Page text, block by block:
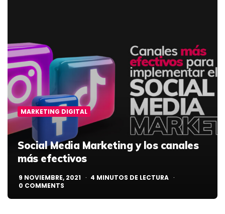
MARKETING DIGITAL
Social Media Marketingy los canales
más efectivos
9 NOVIEMBRE, 2021 4 MINUTOS DE LECTURA
0 COMMENTS